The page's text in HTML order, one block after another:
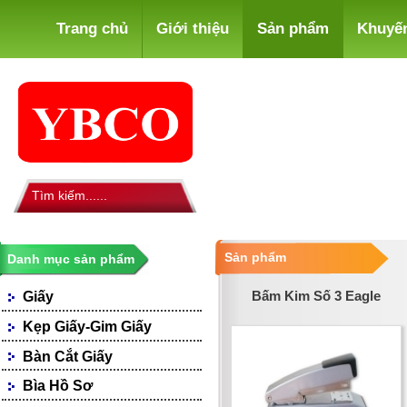
Trang chủ Giới thiệu Sản phẩm
Danh mục sản phẩm
Giấy
Giấy Photocopy
Giấy Fax
Giấy Bìa, Ford Màu
Giấy Notes-Decals
Loại Giấy Khác
Kẹp Giấy-Gim Giấy
Bàn Cắt Giấy
Bìa Hồ Sơ
Sản phẩm
Bấm Kim Số 3 Eagle